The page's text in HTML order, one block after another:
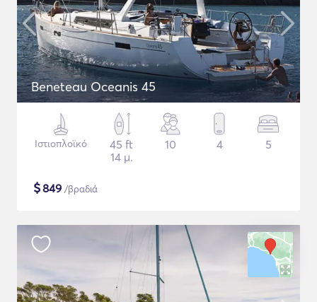
Beneteau Oceanis 45
Ιστιοπλοϊκό
45 ft
14 μ.
10 4 5
$849 /βραδιά